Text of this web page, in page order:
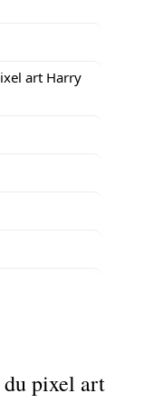
art Harry
du pixel art